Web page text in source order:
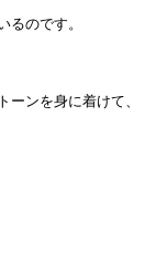
るのです。
ンを身に着けて、